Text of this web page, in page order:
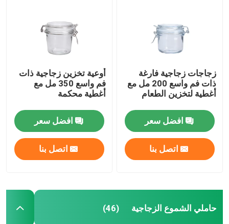
زجاجات زجاجية فارغة
ذات فم واسع 200 مل مع
أغطية لتخزين الطعام
افضل سعر
اتصل بنا
أوعية تخزين زجاجية ذات
فم واسع 350 مل مع
أغطية محكمة
افضل سعر
اتصل بنا
حاملي الشموع الزجاجية (46)